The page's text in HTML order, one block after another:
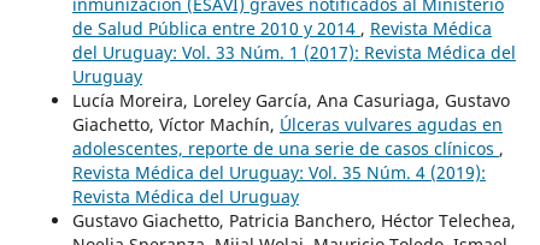
de Salud Pública entre 2010 y 2014 , Revista Médica
del Uruguay: Vol. 33 Núm. 1 (2017): Revista Médica del
Uruguay
Lucía Moreira, Loreley García, Ana Casuriaga, Gustavo
Giachetto, Víctor Machín, Úlceras vulvares agudas en
adolescentes, reporte de una serie de casos clínicos ,
Revista Médica del Uruguay: Vol. 35 Núm. 4 (2019):
Revista Médica del Uruguay
Gustavo Giachetto, Patricia Banchero, Héctor Telechea,